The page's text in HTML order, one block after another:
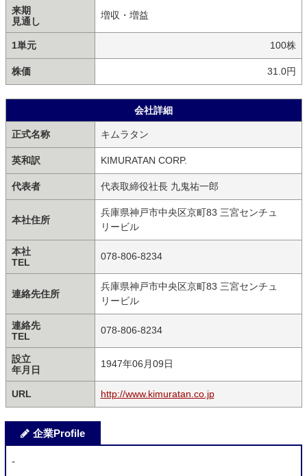
来期
見通し
増収・増益
1単元 100株
株価 31.0円
会社詳細
正式名称 キムラタン
英和訳 KIMURATAN CORP.
代表者 代表取締役社長 九鬼祐一郎
本社住所
兵庫県神戸市中央区京町83 三宮センチュ
リービル
本社
TEL
078-806-8234
連絡先住所
兵庫県神戸市中央区京町83 三宮センチュ
リービル
連絡先
TEL
078-806-8234
設立
年月日
1947年06月09日
URL http://www.kimuratan.co.jp
企業Profile
-